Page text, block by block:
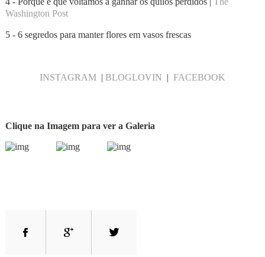
Washington Post
5 - 6 segredos para manter flores em vasos frescas
INSTAGRAM| BLOGLOVIN | FACEBOOK
Clique na Imagem para ver a Galeria